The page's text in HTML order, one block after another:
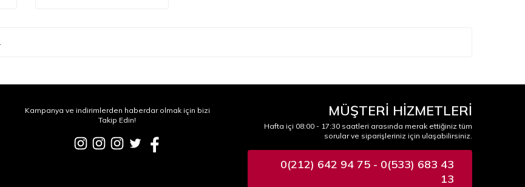
Kampanya ve indirimlerden haberdar olmak için bizi
Takip Edin!
MÜŞTERİ HİZMETLERİ
Hafta içi 08:00 - 17:30 saatleri arasında merak ettiğiniz tüm
sorular ve siparişleriniz için ulaşabilirsiniz.
0(212) 642 94 75 - 0(533) 683 43
13